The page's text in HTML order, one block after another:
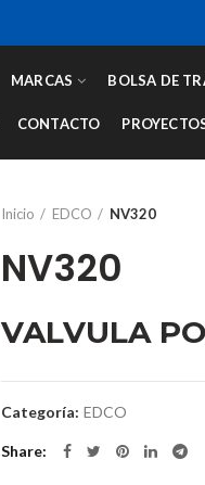
MARCAS BOLSA DE
CONTACTO
Inicio EDCO NV320
NV320
VALVULA
Categoría: EDCO
Share